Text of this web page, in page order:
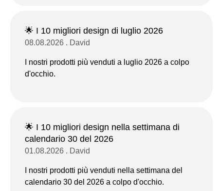
🌟 I 10 migliori design di luglio 2026
08.08.2026 . David
I nostri prodotti più venduti a luglio 2026 a colpo
d'occhio.
🌟 I 10 migliori design nella settimana di
calendario 30 del 2026
01.08.2026 . David
I nostri prodotti più venduti nella settimana del
calendario 30 del 2026 a colpo d'occhio.